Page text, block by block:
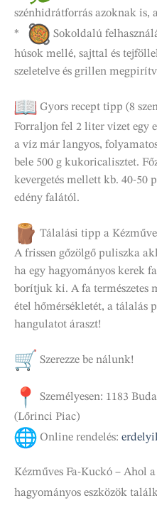
szénhidrátforrás azoknak
*
Sokoldalú
húsok mellé, sajttal és
szeletelve és grillen
Gyors recept tipp (8
Forraljon fel 2 liter vizet egy
a víz már langyos,
bele 500 g kukoricalisztet.
kevergetés mellett kb. 40-50
edény falától.
Tálalási tipp a
A frissen gőzölgő puliszka
ha egy hagyományos kerek
borítjuk ki. A fa természetes
étel hőmérsékletét, a tálalás
hangulatot áraszt!
Szerezze be nálunk!
Személyesen: 1183
(Lőrinci Piac)
Online rendelés:
Kézműves Fa-Kuckó – Ahol
hagyományos eszközök